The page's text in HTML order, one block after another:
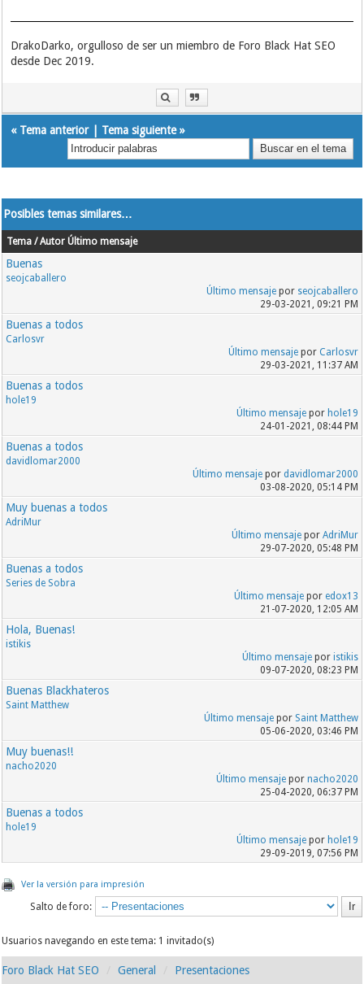
DrakoDarko, orgulloso de ser un miembro de Foro Black Hat SEO
desde Dec 2019.
« Tema anterior| Tema siguiente»
Posibles temas similares…
Tema / Autor Último mensaje
Buenas
seojcaballero
Último mensajepor seojcaballero
29-03-2021, 09:21 PM
Buenas a todos
Carlosvr
Último mensajepor Carlosvr
29-03-2021, 11:37 AM
Buenas a todos
hole19
Último mensajepor hole19
24-01-2021, 08:44 PM
Buenas a todos
davidlomar2000
Último mensajepor davidlomar2000
03-08-2020, 05:14 PM
Muy buenas a todos
AdriMur
Último mensajepor AdriMur
29-07-2020, 05:48 PM
Buenas a todos
Series de Sobra
Último mensajepor edox13
21-07-2020, 12:05 AM
Hola, Buenas!
istikis
Último mensajepor istikis
09-07-2020, 08:23 PM
Buenas Blackhateros
Saint Matthew
Último mensajepor Saint Matthew
05-06-2020, 03:46 PM
Muy buenas!!
nacho2020
Último mensajepor nacho2020
25-04-2020, 06:37 PM
Buenas a todos
hole19
Último mensajepor hole19
29-09-2019, 07:56 PM
Ver la versión para impresión
Salto de foro:
Usuarios navegando en este tema: 1 invitado(s)
Foro Black Hat SEO General Presentaciones